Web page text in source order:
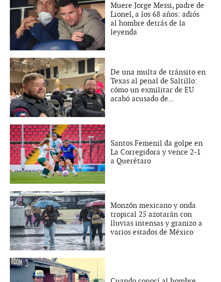
Muere Jorge Messi, padre de
Lionel, a los 68 años: adiós
al hombre detrás de la
leyenda
De una multa de tránsito en
Texas al penal de Saltillo:
cómo un exmilitar de EU
acabó acusado de...
Santos Femenil da golpe en
La Corregidora y vence 2-1
a Querétaro
Monzón mexicano y onda
tropical 25 azotarán con
lluvias intensas y granizo a
varios estados de México